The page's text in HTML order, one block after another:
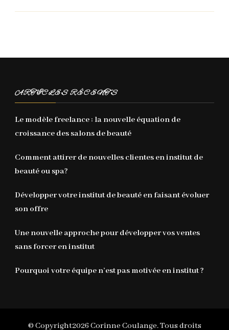
ARTICLES RÉCENTS
Le modèle freelance : la nouvelle équation de
croissance des salons de beauté
Comment attirer de nouvelles clientes en institut de
beauté ou spa?
Développer votre institut de beauté en faisant évoluer
son offre
Une nouvelle approche pour développer vos ventes
sans forcer en institut
Pourquoi votre équipe n’est pas motivée en institut ?
© Copyright2026 Corinne Coulange. Tous droits